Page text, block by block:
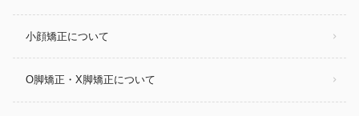
小顔矯正について
O脚矯正・X脚矯正について